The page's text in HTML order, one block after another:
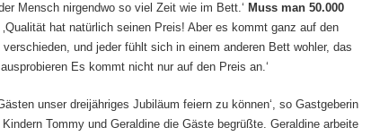
Mensch nirgendwo so viel Zeit wie im Bett.‘ Muss man 50.000
hat natürlich seinen Preis! Aber es kommt ganz auf den
und jeder fühlt sich in einem anderen Bett wohler, das
Es kommt nicht nur auf den Preis an.‘
unser dreijähriges Jubiläum feiern zu können‘, so Gastgeberin
Tommy und Geraldine die Gäste begrüßte. Geraldine arbeite